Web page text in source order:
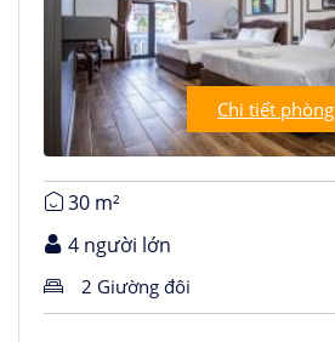
Chi tiết phòng
30 m²
4 người lớn
2 Giường đôi